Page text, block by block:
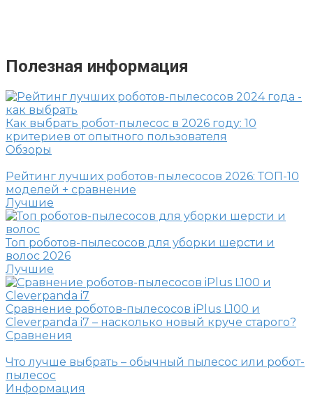
Полезная информация
Как выбрать робот-пылесос в 2026 году: 10
критериев от опытного пользователя
Обзоры
Рейтинг лучших роботов-пылесосов 2026: ТОП-10
моделей + сравнение
Лучшие
Топ роботов-пылесосов для уборки шерсти и
волос 2026
Лучшие
Сравнение роботов-пылесосов iPlus L100 и
Cleverpanda i7 – насколько новый круче старого?
Сравнения
Что лучше выбрать – обычный пылесос или робот-
пылесос
Информация